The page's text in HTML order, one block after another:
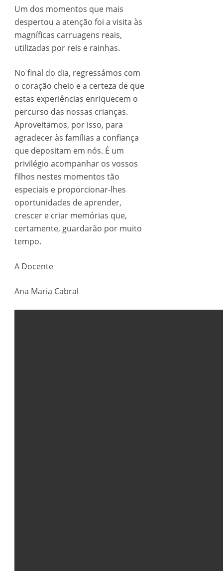
Um dos momentos que mais
despertou a atenção foi a visita às
magníficas carruagens reais,
utilizadas por reis e rainhas.
No final do dia, regressámos com
o coração cheio e a certeza de que
estas experiências enriquecem o
percurso das nossas crianças.
Aproveitamos, por isso, para
agradecer às famílias a confiança
que depositam em nós. É um
privilégio acompanhar os vossos
filhos nestes momentos tão
especiais e proporcionar-lhes
oportunidades de aprender,
crescer e criar memórias que,
certamente, guardarão por muito
tempo.
A Docente
Ana Maria Cabral